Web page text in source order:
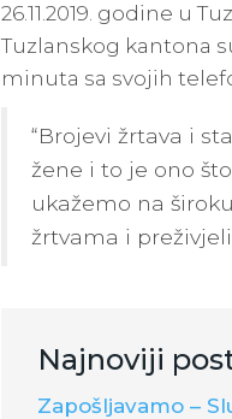
26.11.2019. godine u
Tuzlanskog kantona
minuta sa svojih
“Brojevi žrtava i
žene i to je ono
ukažemo na
žrtvama i
Najnoviji
Zapošljavamo –